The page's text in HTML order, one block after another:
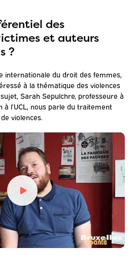
des
et auteurs
?
internationale du droit des femmes,
à la thématique des violences
Sarah Sepulchre, professeure à
à l’UCL, nous parle du traitement
violences.